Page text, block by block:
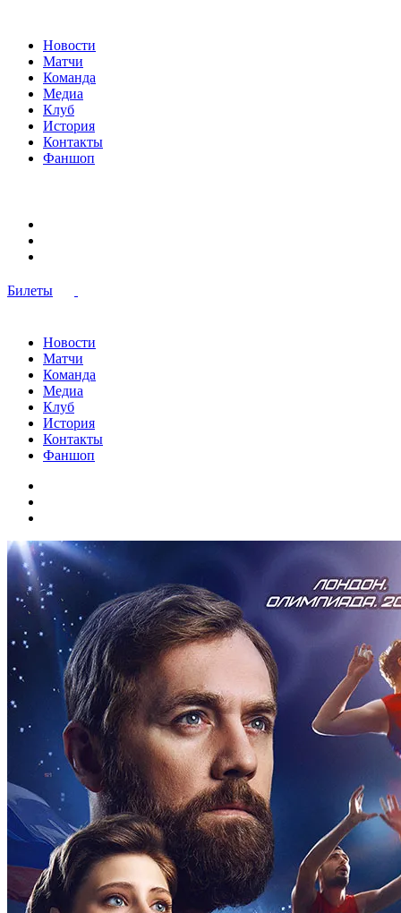
Новости
Матчи
Команда
Медиа
Клуб
История
Контакты
Фаншоп
Билеты
Новости
Матчи
Команда
Медиа
Клуб
История
Контакты
Фаншоп